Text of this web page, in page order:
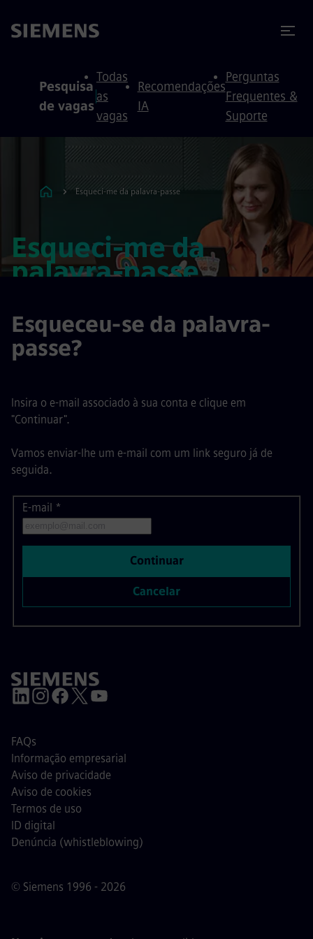
Pesquisa
de vagas
Todas
as
vagas
Recomendações
IA
Perguntas
Frequentes &
Suporte
Esqueci-me da palavra-passe
Esqueci-me da
palavra-passe
Esqueceu-se da palavra-
passe?
Insira o e-mail associado à sua conta e clique em
"Continuar".
Vamos enviar-lhe um e-mail com um link seguro já de
seguida.
Redefinir palavra-passe com o seu e-mail
E-mail *
Cancelar
Continuar
© Siemens 1996 - 2026
FAQs
Informação empresarial
Aviso de privacidade
Aviso de cookies
Termos de uso
ID digital
Denúncia (whistleblowing)